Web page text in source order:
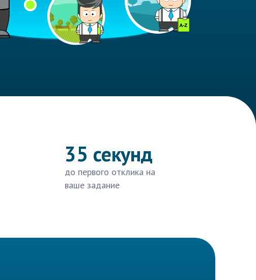
35 секунд
до первого отклика на
ваше задание